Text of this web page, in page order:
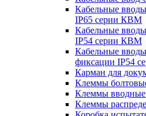
Кабельные
IP65 серии КВМ
Кабельные
IP54 серии КВМ
Кабельные
фиксации IP54
Карман для
Клеммы
Клеммы
Клеммы